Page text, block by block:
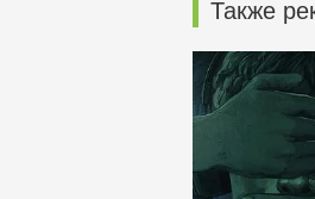
Также